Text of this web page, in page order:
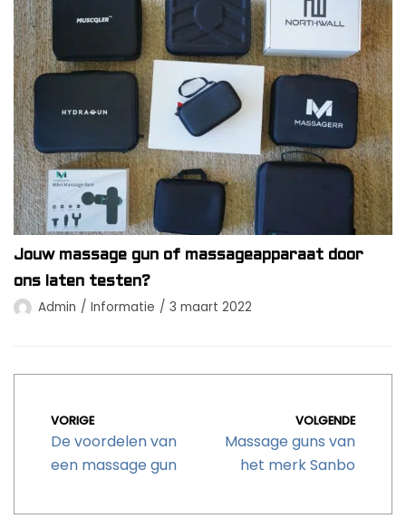
Jouw massage gun of massageapparaat door
ons laten testen?
Admin Informatie 3 maart 2022
VORIGE
De voordelen van
een massage gun
VOLGENDE
Massage guns van
het merk Sanbo